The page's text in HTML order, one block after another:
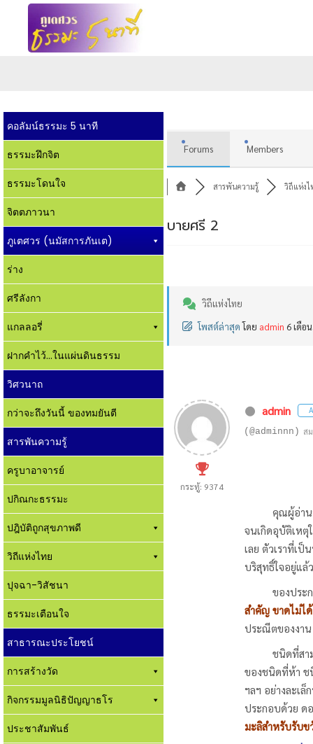
คอลัมน์ธรรมะ 5 นาที
ธรรมะฝึกจิต
ธรรมะโดนใจ
จิตตภาวนา
ภูเตศวร (นมัสการภันเต)
ร่าง
ศรีลังกา
แกลลอรี่
ฝากคำไว้...ในแผ่นดินธรรม
วิศวนาถ
กว่าจะถึงวันนี้ ของทมยันตี
สารพันความรู้
ครูบาอาจารย์
ปกิณกะธรรมะ
ปฎิบัติถูกสุขภาพดี
วิถีแห่งไทย
ปุจฉา-วิสัชนา
ธรรมะเตือนใจ
สาธารณะประโยชน์
การสร้างวัด
กิจกรรมมูลนิธิปัญญาธโร
ประชาสัมพันธ์
Forums Members
สารพันความรู้ วิถีแห่งไ
บายศรี 2
วิถีแห่งไทย
โพสต์ล่าสุด โดย admin 6 เดือ
กระทู้: 9374
admin
(@adminnn) ส
คุณผู้อ่านบาง
จนเกิดอุบัติเหตุ
เลย ตัวเราที่เ
บริสุทธิ์ใจอยู่แล้
ของประก
สำคัญ ขาดไม่ได้
ประณีตของงาน
ชนิดที่สา
ของชนิดที่ห้า
ฯลฯ อย่างละเ
ประกอบด้วย ด
มะลิสำหรับรับ